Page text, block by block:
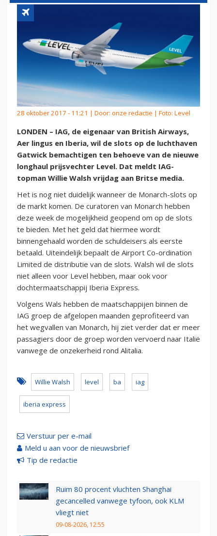
28 oktober 2017 - 11:21 | Door: onze redactie | Foto: Level
LONDEN – IAG, de eigenaar van British Airways,
Aer lingus en Iberia, wil de slots op de luchthaven
Gatwick bemachtigen ten behoeve van de nieuwe
longhaul prijsvechter Level. Dat meldt IAG-
topman Willie Walsh vrijdag aan Britse media.
Het is nog niet duidelijk wanneer de Monarch-slots op
de markt komen. De curatoren van Monarch hebben
deze week de mogelijkheid geopend om op de slots
te bieden. Met het geld dat hiermee wordt
binnengehaald worden de schuldeisers als eerste
betaald. Uiteindelijk bepaalt de Airport Co-ordination
Limited de distributie van de slots. Walsh wil de slots
niet alleen voor Level hebben, maar ook voor
dochtermaatschappij Iberia Express.
Volgens Wals hebben de maatschappijen binnen de
IAG groep de afgelopen maanden geprofiteerd van
het wegvallen van Monarch, hij ziet verder dat er meer
passagiers door de groep worden vervoerd naar Italië
vanwege de onzekerheid rond Alitalia.
Willie Walsh level ba iag
iberia express
Verstuur per e-mail
Meld u aan voor de nieuwsbrief
Tip de redactie
Ruim 80 procent vluchten Shanghai
gecancelled vanwege tyfoon, ook KLM
vliegt niet
09-08-2026, 12:55